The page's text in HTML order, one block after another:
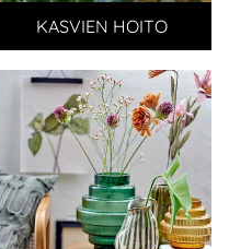
KASVIEN HOITO